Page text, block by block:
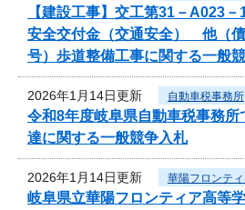
【建設工事】交工第31－A023
安全交付金（交通安全） 他（
号）歩道整備工事に関する一般
2026年1月14日更新 自動車税事務所
令和8年度岐阜県自動車税事務所
達に関する一般競争入札
2026年1月14日更新 華陽フロンテ
岐阜県立華陽フロンティア高等